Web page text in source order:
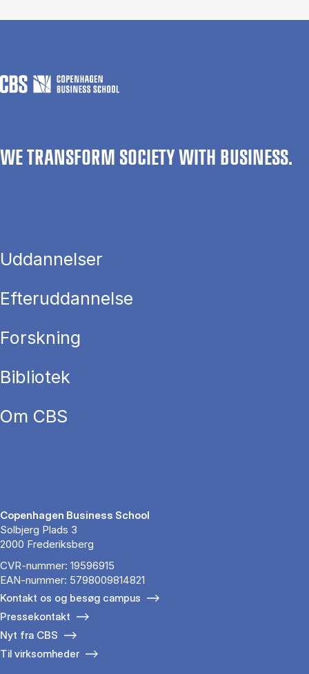
WE TRANSFORM SOCIETY WITH BUSINESS.
Uddannelser
Efteruddannelse
Forskning
Bibliotek
Om CBS
Copenhagen Business School
Solbjerg Plads 3
2000 Frederiksberg
CVR-nummer: 19596915
EAN-nummer: 5798009814821
Kontakt os og besøg campus
Pressekontakt
Nyt fra CBS
Til virksomheder